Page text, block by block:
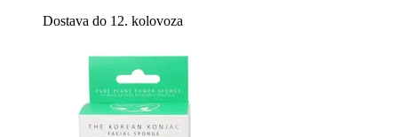
Dostava do 12. kolovoza